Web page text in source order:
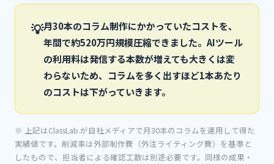
💡月30本のコラム制作にかかっていたコストを、
年間で約520万円規模圧縮できました。AIツール
の利用料は発信する本数が増えても大きくは変
わらないため、コラムを多く出すほど1本あたり
のコストは下がっていきます。
※ 上記はClassLab.が自社メディアで月30本のコラムを運用して得た
実績値です。削減率は外部制作費（外注ライティング費）を基準と
したもので、担当者による確認工数は別途必要です。同様の成果・